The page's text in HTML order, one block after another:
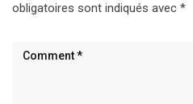
obligatoires sont indiqués avec *